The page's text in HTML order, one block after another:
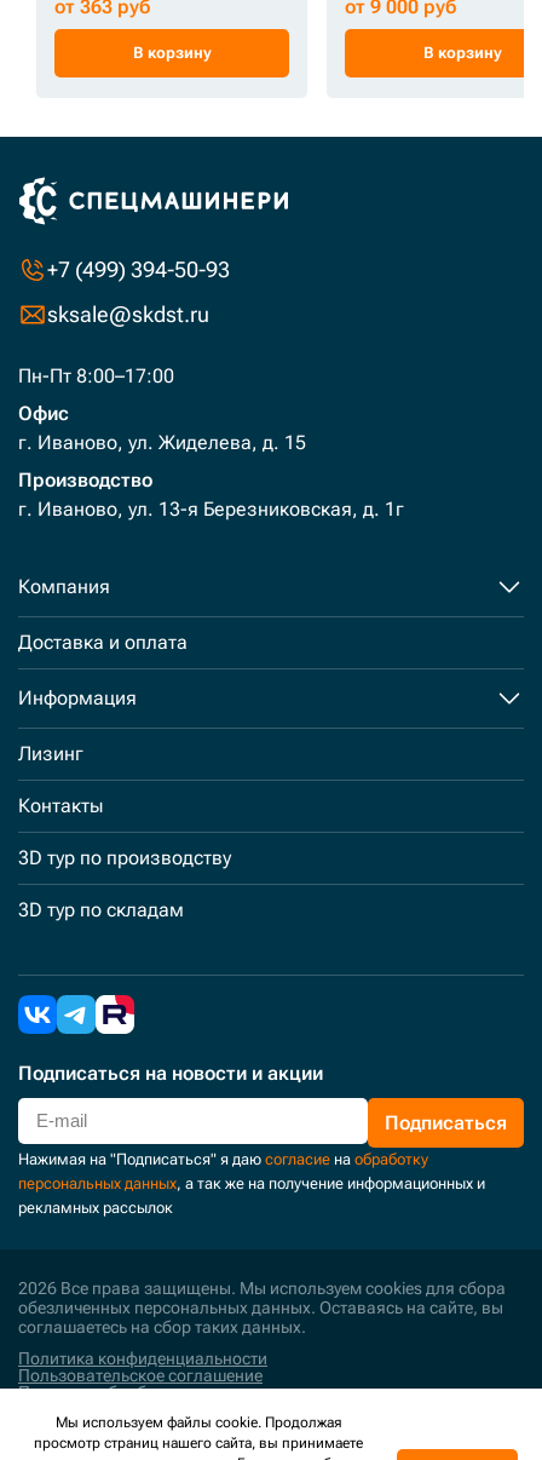
от 363 руб
В корзину
от 9 000 руб
В корзину
+7 (499) 394-50-93
sksale@skdst.ru
Пн-Пт 8:00–17:00
Офис
г. Иваново, ул. Жиделева, д. 15
Производство
г. Иваново, ул. 13-я Березниковская, д. 1г
Компания
Доставка и оплата
Информация
Лизинг
Контакты
3D тур по производству
3D тур по складам
Подписаться на новости и акции
Подписаться
Нажимая на "Подписаться" я даю согласие на обработку
персональных данных, а так же на получение информационных и
рекламных рассылок
2026 Все права защищены. Мы используем cookies для сбора
обезличенных персональных данных. Оставаясь на сайте, вы
соглашаетесь на сбор таких данных.
Политика конфиденциальности
Пользовательское соглашение
Политика обработки персональных данных
Поддержка и развитие
Мы используем файлы cookie. Продолжая
просмотр страниц нашего сайта, вы принимаете